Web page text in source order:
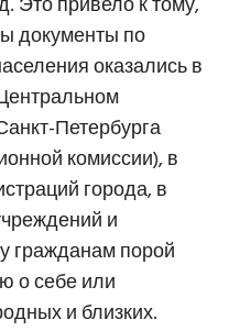
документы по
оказались в
Петербурга
комиссии), в
города, в
и
гражданам порой
о себе или
и близких.